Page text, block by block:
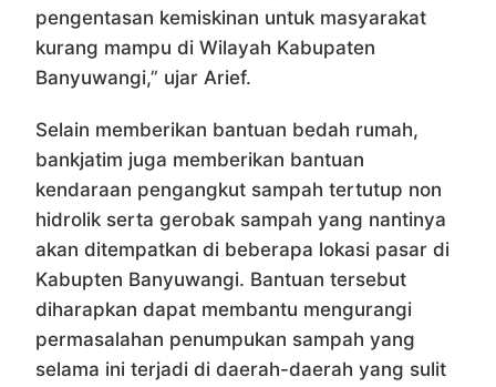
pengentasan kemiskinan untuk masyarakat
kurang mampu di Wilayah Kabupaten
Banyuwangi,” ujar Arief.
Selain memberikan bantuan bedah rumah,
bankjatim juga memberikan bantuan
kendaraan pengangkut sampah tertutup non
hidrolik serta gerobak sampah yang nantinya
akan ditempatkan di beberapa lokasi pasar di
Kabupten Banyuwangi. Bantuan tersebut
diharapkan dapat membantu mengurangi
permasalahan penumpukan sampah yang
selama ini terjadi di daerah-daerah yang sulit